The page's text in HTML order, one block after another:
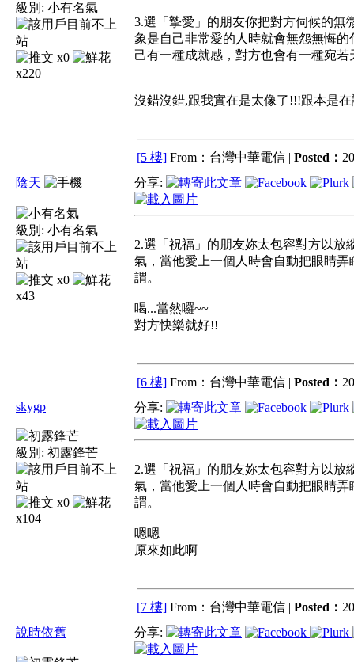
級別: 小有名氣
x0
x220
3.選「摯愛」的朋友你把對方伺候的無
象是自己非常愛的人時就會無怨無悔
己有一種成就感，對方也會有一種宛
沒錯沒錯,跟我實在是太像了!!!跟本是
[5 樓] From：台灣中華電信 | Posted：
陰天
級別: 小有名氣
x0
x43
分享:
2.選「祝福」的朋友妳太包容對方以放
氣，當他愛上一個人時會自動把眼睛
謂。
喝...當然囉~~
對方快樂就好!!
[6 樓] From：台灣中華電信 | Posted：
skygp
級別: 初露鋒芒
x0
x104
分享:
2.選「祝福」的朋友妳太包容對方以放
氣，當他愛上一個人時會自動把眼睛
謂。
嗯嗯
原來如此啊
[7 樓] From：台灣中華電信 | Posted：
說時依舊
分享: